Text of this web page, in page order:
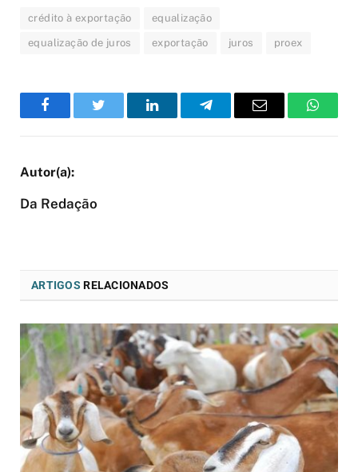
crédito à exportação equalização
equalização de juros exportação juros proex
FacebookTwitter LinkedInTelegramEmail
Da Redação
ARTIGOS RELACIONADOS